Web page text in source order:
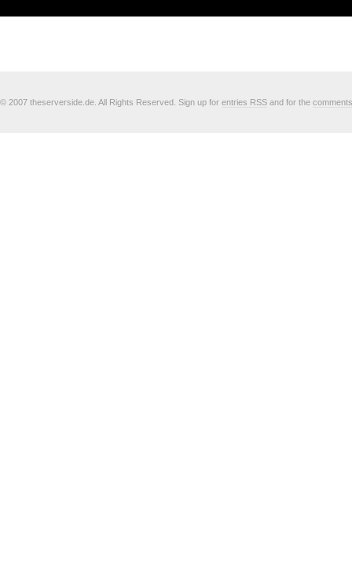
© 2007 theserverside.de. All Rights Reserved. Sign up for entries RSS and for the